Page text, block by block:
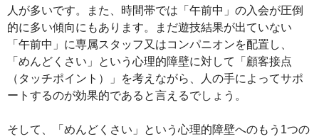
人が多いです。また、時間帯では「午前中」の入会が圧倒
的に多い傾向にもあります。まだ遊技結果が出ていない
「午前中」に専属スタッフ又はコンパニオンを配置し、
「めんどくさい」という心理的障壁に対して「顧客接点
（タッチポイント）」を考えながら、人の手によってサポ
ートするのが効果的であると言えるでしょう。
そして、「めんどくさい」という心理的障壁へのもう1つの